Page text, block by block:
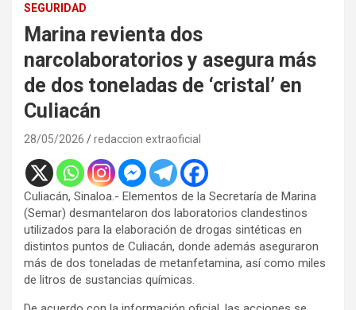
SEGURIDAD
Marina revienta dos
narcolaboratorios y asegura más
de dos toneladas de ‘cristal’ en
Culiacán
28/05/2026 redaccion extraoficial
Culiacán, Sinaloa.- Elementos de la Secretaría de Marina
(Semar) desmantelaron dos laboratorios clandestinos
utilizados para la elaboración de drogas sintéticas en
distintos puntos de Culiacán, donde además aseguraron
más de dos toneladas de metanfetamina, así como miles
de litros de sustancias químicas.